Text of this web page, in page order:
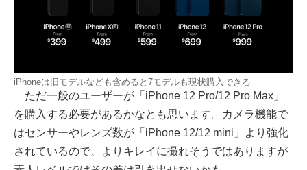
iPhoneは旧モデルなども含めると7モデルも現状購入できる
ただ一般のユーザーが「iPhone 12 Pro/12 Pro Max」
を購入する必要があるかなとも思います。カメラ機能で
はセンサーやレンズ数が「iPhone 12/12 mini」より強化
されているので、よりキレイに撮れそうではありますが